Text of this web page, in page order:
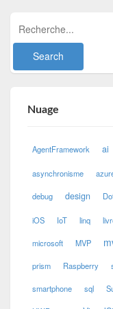
Nuage
AgentFramework ai
asynchronisme
debug design
iOS IoT linq
microsoft MVP
prism Raspberry
smartphone sql